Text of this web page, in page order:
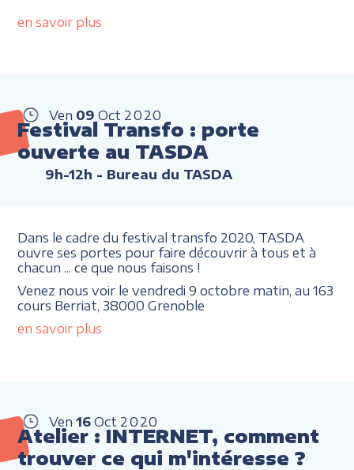
en savoir plus
Ven 09 Oct 2020
Festival Transfo : porte
ouverte au TASDA
9h-12h - Bureau du TASDA
Dans le cadre du festival transfo 2020, TASDA
ouvre ses portes pour faire découvrir à tous et à
chacun ... ce que nous faisons !
Venez nous voir le vendredi 9 octobre matin, au 163
cours Berriat, 38000 Grenoble
en savoir plus
Ven 16 Oct 2020
Atelier : INTERNET, comment
trouver ce qui m'intéresse ?